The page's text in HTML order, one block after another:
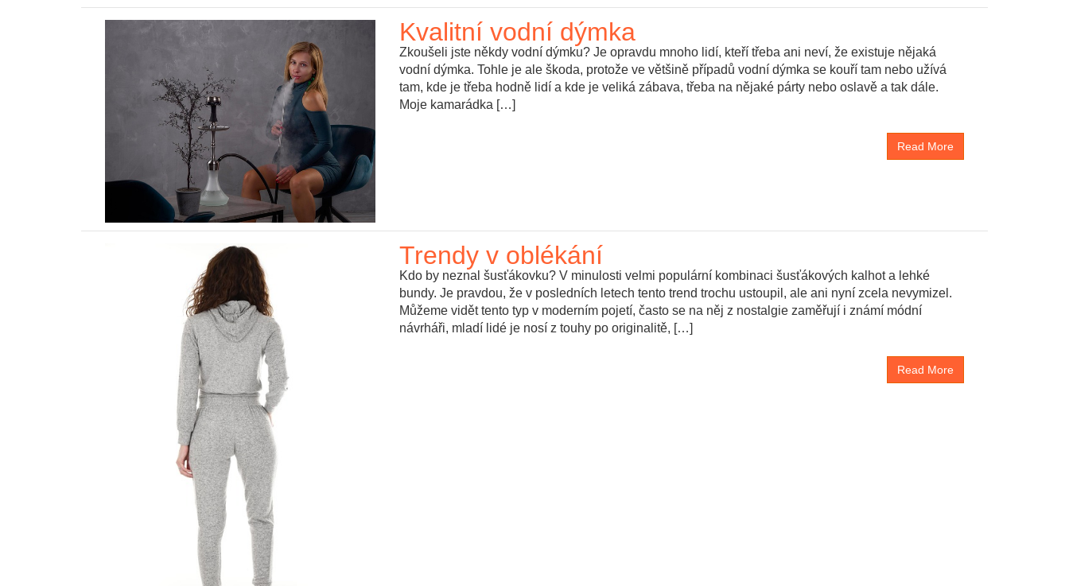
Kvalitní vodní dýmka
Zkoušeli jste někdy vodní dýmku? Je opravdu mnoho lidí, kteří třeba ani neví, že existuje nějaká
vodní dýmka. Tohle je ale škoda, protože ve většině případů vodní dýmka se kouří tam nebo užívá
tam, kde je třeba hodně lidí a kde je veliká zábava, třeba na nějaké párty nebo oslavě a tak dále.
Moje kamarádka […]
Read More
Trendy v oblékání
Kdo by neznal šusťákovku? V minulosti velmi populární kombinaci šusťákových kalhot a lehké
bundy. Je pravdou, že v posledních letech tento trend trochu ustoupil, ale ani nyní zcela nevymizel.
Můžeme vidět tento typ v moderním pojetí, často se na něj z nostalgie zaměřují i známí módní
návrháři, mladí lidé je nosí z touhy po originalitě, […]
Read More